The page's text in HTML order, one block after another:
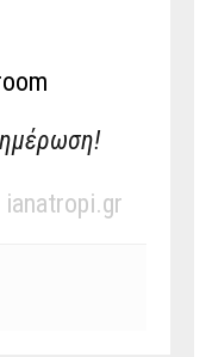
ianatropi.gr